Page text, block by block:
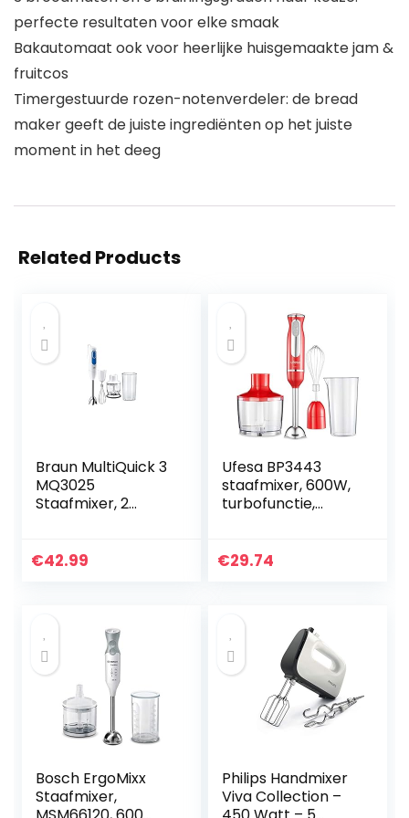
perfecte resultaten voor elke smaak
Bakautomaat ook voor heerlijke huisgemaakte jam &
fruitcos
Timergestuurde rozen-notenverdeler: de bread
maker geeft de juiste ingrediënten op het juiste
moment in het deeg
Related Products
Braun MultiQuick 3
MQ3025
Staafmixer, 2
Vaatwasmachineb
garde en 600ml
BPA-vrije plastic
beker – Wit
€42.99
Ufesa BP3443
staafmixer, 600W,
turbofunctie,
mengvoet,
accessoires
inbegrepen, BPA-
vrij
€29.74
Bosch ErgoMixx
Staafmixer,
Philips Handmixer
Viva Collection –